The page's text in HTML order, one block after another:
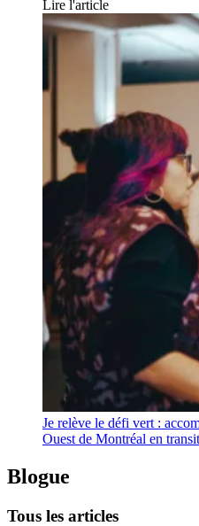
Lire l'article
Je relève le défi vert :
Ouest de Montréal en
Blogue
Tous les articles